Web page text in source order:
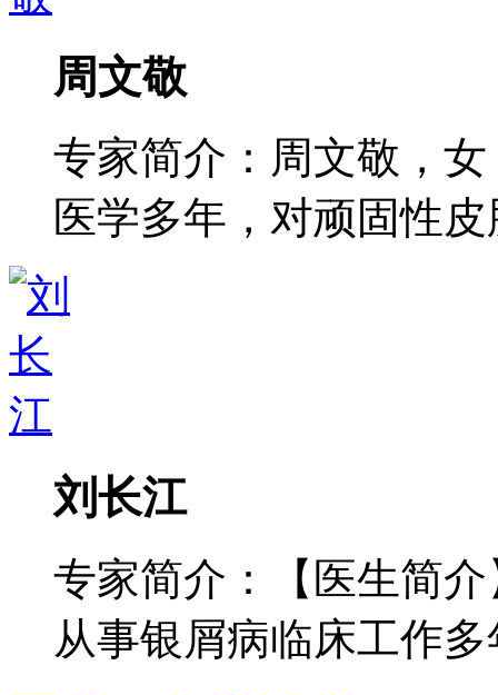
周文敬
专家简介：周文敬，
医学多年，对顽固性皮
刘长江
专家简介：【医生简
从事银屑病临床工作多